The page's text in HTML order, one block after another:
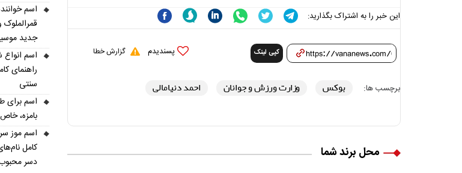
این خبر را به اشتراک بگذارید:
کپی لینک پسندیدم گزارش خطا
برچسب ها: بوکس وزارت ورزش و جوانان احمد دنیامالی
محل برند شما
اسم
جدید
اسم
راهنمای
سنتی
بامزه،
اسم موز
کامل
دسر